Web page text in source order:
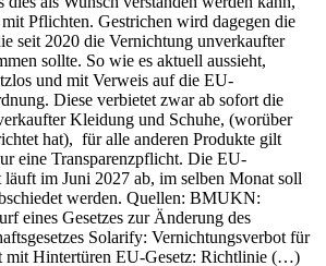
Pflichten. Gestrichen wird dagegen die
seit 2020 die Vernichtung unverkaufter
sollte. So wie es aktuell aussieht,
und mit Verweis auf die EU-
Diese verbietet zwar ab sofort die
Kleidung und Schuhe, (worüber
hat), für alle anderen Produkte gilt
eine Transparenzpflicht. Die EU-
läuft im Juni 2027 ab, im selben Monat soll
werden. Quellen: BMUKN:
eines Gesetzes zur Änderung des
Solarify: Vernichtungsverbot für
mit Hintertüren EU-Gesetz: Richtlinie (…)